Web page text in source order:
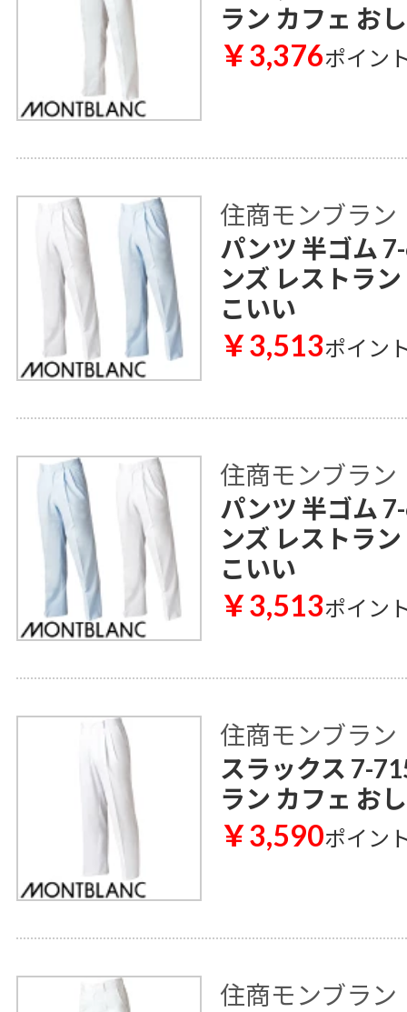
ラン カフェ お
￥3,376ポイン
住商モンブラン
パンツ 半ゴム
ンズ レストラ
こいい
￥3,513ポイン
住商モンブラン
パンツ 半ゴム
ンズ レストラ
こいい
￥3,513ポイン
住商モンブラン
スラックス 7-
ラン カフェ お
￥3,590ポイン
住商モンブラン